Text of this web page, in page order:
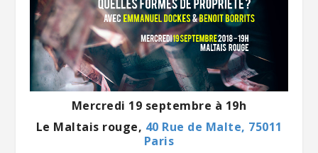
Mercredi 19 septembre à 19h
Le Maltais rouge, 40 Rue de Malte, 75011
Paris